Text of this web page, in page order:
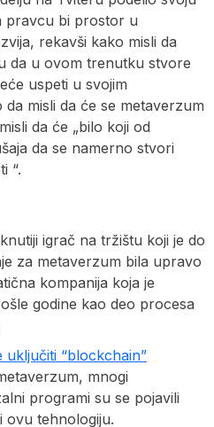
pravcu bi prostor u
rekavši kako misli da
da u ovom trenutku stvore
uspeti u svojim
misli da će se metaverzum
da će „bilo koji od
da se namerno stvori
“.
igrač na tržištu koji je do
za metaverzum bila upravo
kompanija koja je
godine kao deo procesa
“blockchain”
mnogi
programi su se pojavili
ovu tehnologiju.